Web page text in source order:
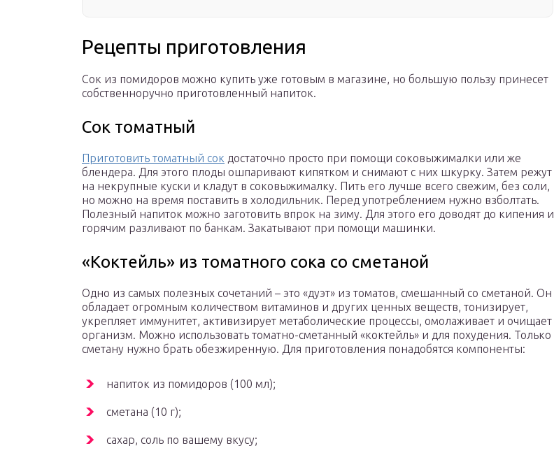
Рецепты приготовления
Сок из помидоров можно купить уже готовым в магазине, но большую пользу принесет
собственноручно приготовленный напиток.
Сок томатный
Приготовить томатный сок достаточно просто при помощи соковыжималки или же
блендера. Для этого плоды ошпаривают кипятком и снимают с них шкурку. Затем режут
на некрупные куски и кладут в соковыжималку. Пить его лучше всего свежим, без соли,
но можно на время поставить в холодильник. Перед употреблением нужно взболтать.
Полезный напиток можно заготовить впрок на зиму. Для этого его доводят до кипения и
горячим разливают по банкам. Закатывают при помощи машинки.
«Коктейль» из томатного сока со сметаной
Одно из самых полезных сочетаний – это «дуэт» из томатов, смешанный со сметаной. Он
обладает огромным количеством витаминов и других ценных веществ, тонизирует,
укрепляет иммунитет, активизирует метаболические процессы, омолаживает и очищает
организм. Можно использовать томатно-сметанный «коктейль» и для похудения. Только
сметану нужно брать обезжиренную. Для приготовления понадобятся компоненты:
напиток из помидоров (100 мл);
сметана (10 г);
сахар, соль по вашему вкусу;